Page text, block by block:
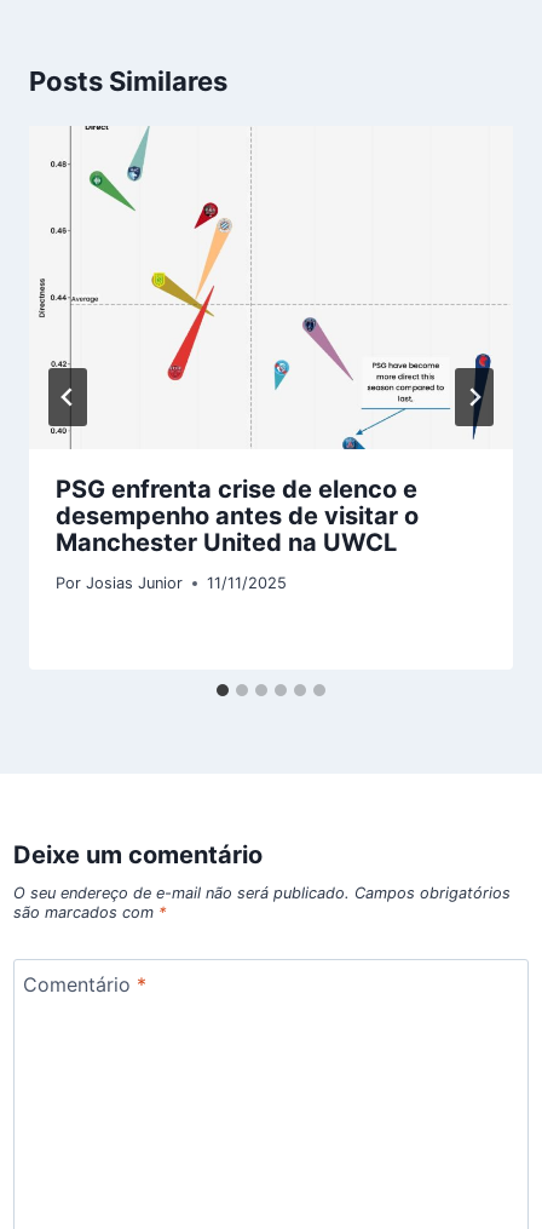
Posts Similares
PSG enfrenta crise de elenco e
desempenho antes de visitar o
Manchester United na UWCL
Por Josias Junior 11/11/2025
Deixe um comentário
O seu endereço de e-mail não será publicado. Campos obrigatórios
são marcados com *
Comentário *